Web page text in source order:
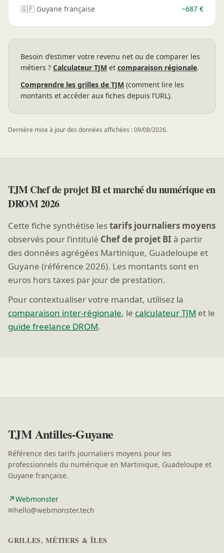
🇬🇫 Guyane française ~687 €
Besoin d’estimer votre revenu net ou de comparer les
métiers ? Calculateur TJM et comparaison régionale.
Comprendre les grilles de TJM (comment lire les
montants et accéder aux fiches depuis l’URL).
Dernière mise à jour des données affichées : 09/08/2026.
TJM Chef de projet BI et marché du numérique en
DROM 2026
Cette fiche synthétise lestarifs journaliers moyens
observés pour l’intitulé Chef de projet BI à partir
des données agrégées Martinique, Guadeloupe et
Guyane (référence 2026). Les montants sont en
euros hors taxes par jour de prestation.
Pour contextualiser votre mandat, utilisez la
comparaison inter-régionale, le calculateur TJM et le
guide freelance DROM.
TJM Antilles-Guyane
Référence des tarifs journaliers moyens pour les
professionnels du numérique en Martinique, Guadeloupe et
Guyane française.
↗Webmonster(nouvelle fenêtre)
✉hello@webmonster.tech
GRILLES, MÉTIERS & ÎLES